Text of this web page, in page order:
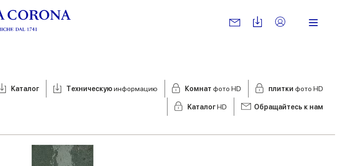
Kаталог Tехническуюинформацию Комнат фото HD плитки фото HD
KаталогHD Обращайтесь к нам